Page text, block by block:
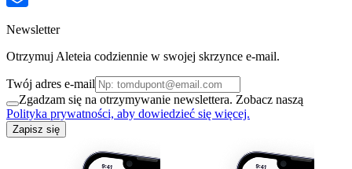
Newsletter
Otrzymuj Aleteia codziennie w swojej skrzynce e-mail.
Twój adres e-mail
Zgadzam się na otrzymywanie newslettera. Zobacz naszą
Polityka prywatności, aby dowiedzieć się więcej.
Zapisz się